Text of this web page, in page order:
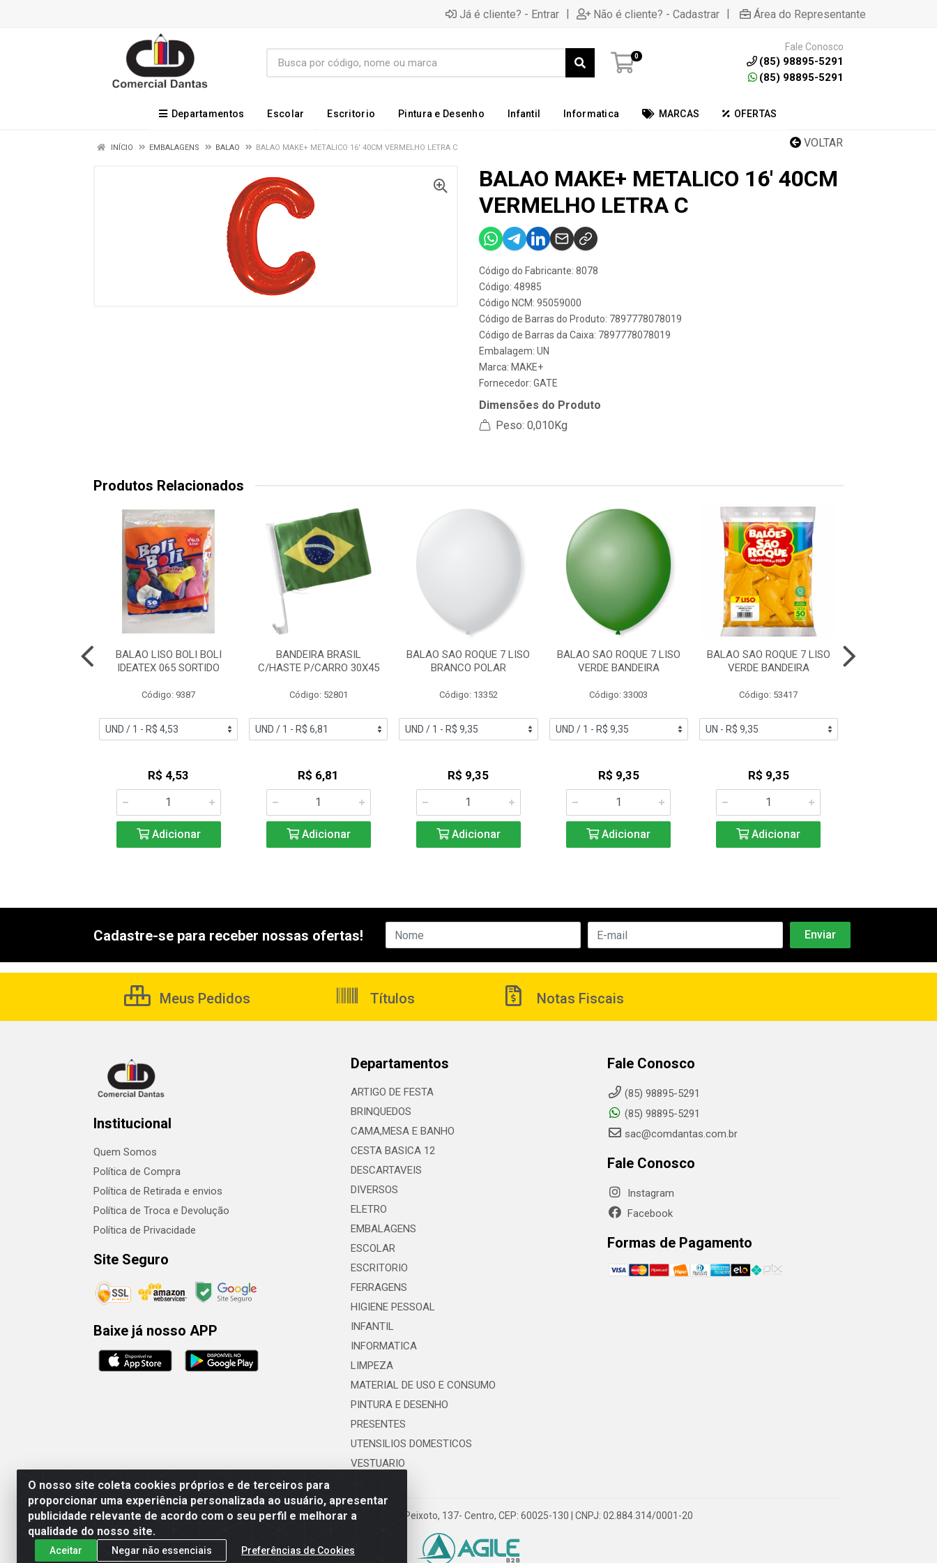
Já é cliente? - Entrar | Não é cliente? - Cadastrar | Área do Representante
0
Fale Conosco
(85) 98895-5291
(85) 98895-5291
Departamentos Escolar Escritorio Pintura e Desenho Infantil Informatica MARCAS OFERTAS
VOLTAR
INÍCIO EMBALAGENS BALAO BALAO MAKE+ METALICO 16' 40CM VERMELHO LETRA C
BALAO MAKE+ METALICO 16' 40CM
VERMELHO LETRA C
Código do Fabricante: 8078
Código: 48985
Código NCM: 95059000
Código de Barras do Produto: 7897778078019
Código de Barras da Caixa: 7897778078019
Embalagem: UN
Marca: MAKE+
Fornecedor: GATE
Dimensões do Produto
Peso: 0,010Kg
Produtos Relacionados
BALAO LISO BOLI BOLI
IDEATEX 065 SORTIDO
Código: 9387
R$ 4,53
Adicionar
BANDEIRA BRASIL
C/HASTE P/CARRO 30X45
Código: 52801
R$ 6,81
Adicionar
BALAO SAO ROQUE 7 LISO
BRANCO POLAR
Código: 13352
R$ 9,35
Adicionar
BALAO SAO ROQUE 7 LISO
VERDE BANDEIRA
Código: 33003
R$ 9,35
Adicionar
BALAO SAO ROQUE 7 LISO
VERDE BANDEIRA
Código: 53417
R$ 9,35
Adicionar
O nosso site coleta cookies próprios e de terceiros para
proporcionar uma experiência personalizada ao usuário, apresentar
publicidade relevante de acordo com o seu perfil e melhorar a
qualidade do nosso site.
Aceitar Negar não essenciais Preferências de Cookies
Cadastre-se para receber nossas ofertas!
Meus Pedidos Títulos Notas Fiscais
Institucional
Quem Somos
Política de Compra
Política de Retirada e envios
Política de Troca e Devolução
Política de Privacidade
Site Seguro
Baixe já nosso APP
Departamentos
ARTIGO DE FESTA
BRINQUEDOS
CAMA,MESA E BANHO
CESTA BASICA 12
DESCARTAVEIS
DIVERSOS
ELETRO
EMBALAGENS
ESCOLAR
ESCRITORIO
FERRAGENS
HIGIENE PESSOAL
INFANTIL
INFORMATICA
LIMPEZA
MATERIAL DE USO E CONSUMO
PINTURA E DESENHO
PRESENTES
UTENSILIOS DOMESTICOS
VESTUARIO
Fale Conosco
(85) 98895-5291
(85) 98895-5291
sac@comdantas.com.br
Fale Conosco
Instagram
Facebook
Formas de Pagamento
Rafael & Dantas LTDA - Rua Floriano Peixoto, 137- Centro, CEP: 60025-130 | CNPJ: 02.884.314/0001-20